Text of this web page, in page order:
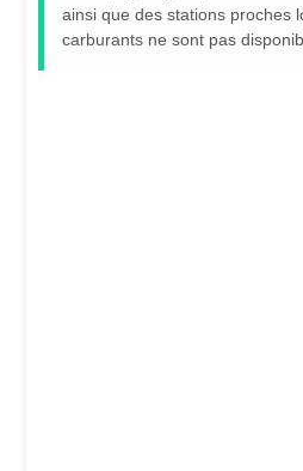
ainsi que des stations proches
carburants ne sont pas